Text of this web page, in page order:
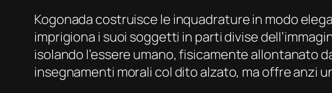
Kogonada costruisce le inquadrature in modo
imprigiona i suoi soggetti in parti divise
isolando l’essere umano, fisicamente allontanato
insegnamenti morali col dito alzato, ma offre anzi